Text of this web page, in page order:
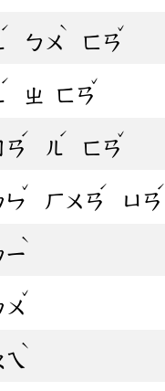
ˊ
ㄅㄨ
ˋ
ㄈㄢ
ˇ
ˊ
ㄓ ㄈㄢ
ˇ
ㄢ
ˊ
ㄦ
ˊ
ㄈㄢ
ˇ
ㄣ
ˇ
ㄏㄨㄢ
ˊ
ㄩㄢ
ˊ
ㄧ
ˋ
ㄨ
ˇ
ㄟ
ˋ